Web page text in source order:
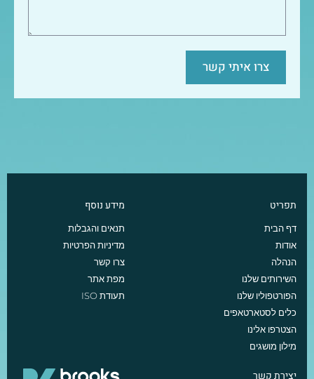
צרו איתי קשר
תפריט
דף הבית
אודות
הנהלה
השירותים שלנו
הפורטפוליו שלנו
כלים לסטארטאפים
הצטרפו אלינו
מילון מושגים
מידע נוסף
תנאים והגבלות
מדיניות הפרטיות
צרו קשר
מפת אתר
תעודת ISO
יצירת קשר